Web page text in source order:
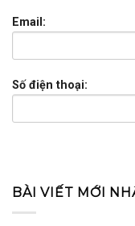
Email:
Số điện thoại:
BÀI VIẾT MỚI